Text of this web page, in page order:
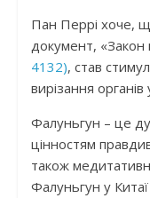
Пан Перрі хоче,
документ, «Закон
4132), став
вирізання
Фалуньгун – це
цінностям
також
Фалуньгун у